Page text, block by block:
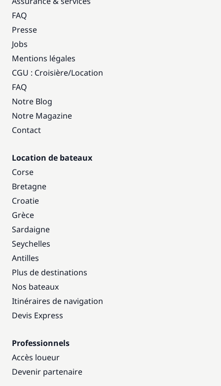
FAQ
Presse
Jobs
Mentions légales
CGU : Croisière/Location
FAQ
Notre Blog
Notre Magazine
Contact
Location de bateaux
Corse
Bretagne
Croatie
Grèce
Sardaigne
Seychelles
Antilles
Plus de destinations
Nos bateaux
Itinéraires de navigation
Devis Express
Professionnels
Accès loueur
Devenir partenaire